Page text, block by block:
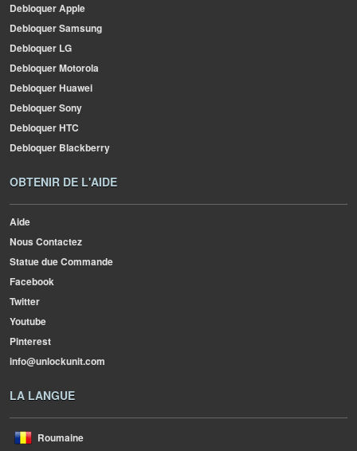
Debloquer Apple
Debloquer Samsung
Debloquer LG
Debloquer Motorola
Debloquer Huawei
Debloquer Sony
Debloquer HTC
Debloquer Blackberry
OBTENIR DE L'AIDE
Aide
Nous Contactez
Statue due Commande
Facebook
Twitter
Youtube
Pinterest
info@unlockunit.com
LA LANGUE
Roumaine